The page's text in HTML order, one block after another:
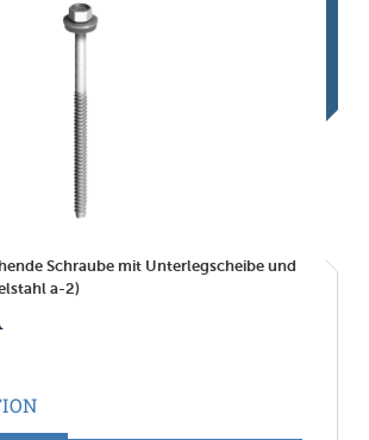
Schraube mit Unterlegscheibe und
a-2)